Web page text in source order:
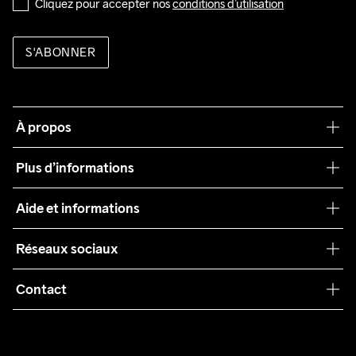
Cliquez pour accepter nos conditions d’utilisation
S'ABONNER
À propos
Plus d’informations
Teamwear
Durabilité
Collaborations
Aide et informations
Conditions générales
Retours
Réseaux sociaux
Contact